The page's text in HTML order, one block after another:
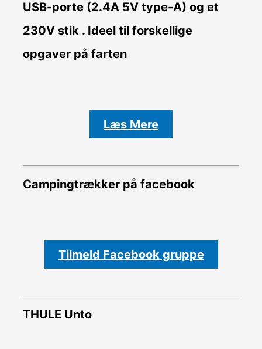
USB-porte (2.4A 5V type-A) og et
230V stik . Ideel til forskellige
opgaver på farten
Læs Mere
Campingtrækker på facebook
Tilmeld Facebook gruppe
THULE Unto